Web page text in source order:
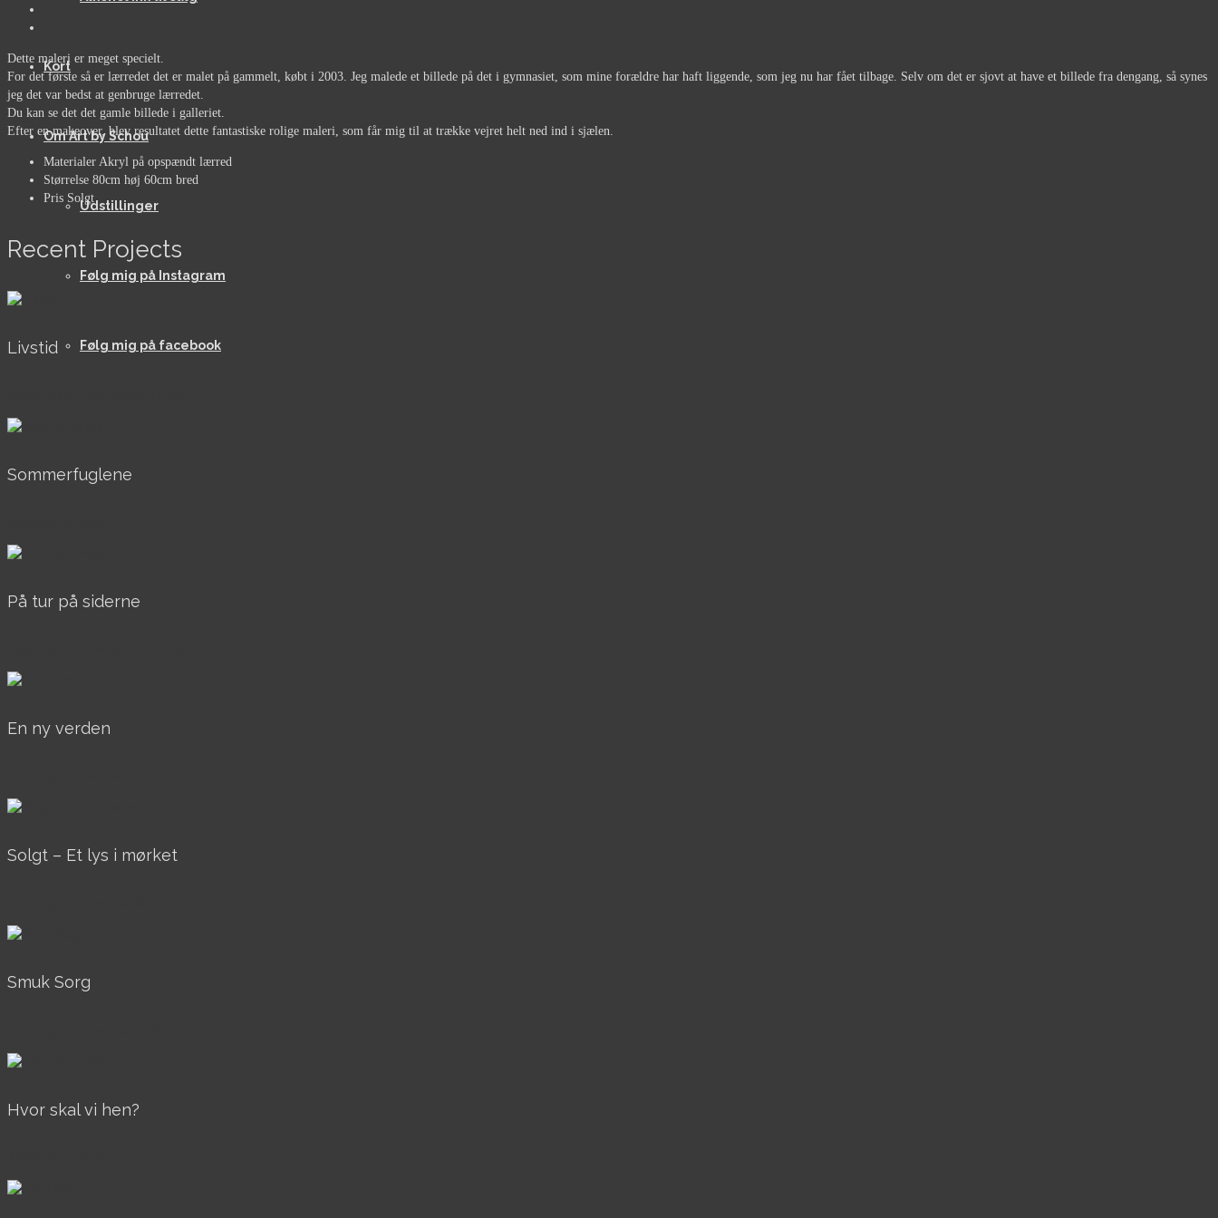
Kort
Om Art by Schou
Udstillinger
Følg mig på Instagram
Følg mig på facebook
Dette maleri er meget specielt.
For det første så er lærredet det er malet på gammelt, købt i 2003. Jeg malede et billede på det i gymnasiet, som mine forældre har haft liggende, som jeg nu har fået tilbage. Selv om det er sjovt at have et billede fra dengang, så synes
jeg det var bedst at genbruge lærredet.
Du kan se det det gamle billede i galleriet.
Efter en makeover, blev resultatet dette fantastiske rolige maleri, som får mig til at trække vejret helt ned ind i sjælen.
Materialer Akryl på opspændt lærred
Størrelse 80cm høj 60cm bred
Pris Solgt
Recent Projects
Livstid
Sommerfuglene
På tur på siderne
En ny verden
Solgt – Et lys i mørket
Smuk Sorg
Hvor skal vi hen?